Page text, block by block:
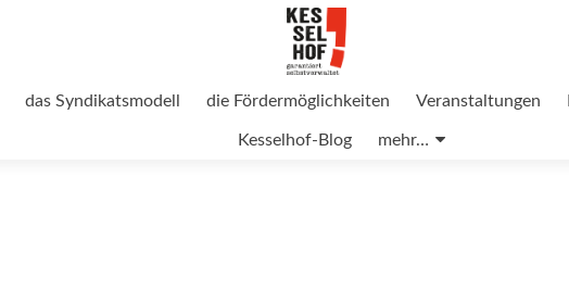
das Syndikatsmodell die Fördermöglichkeiten Veranstaltungen
Kesselhof-Blog mehr…